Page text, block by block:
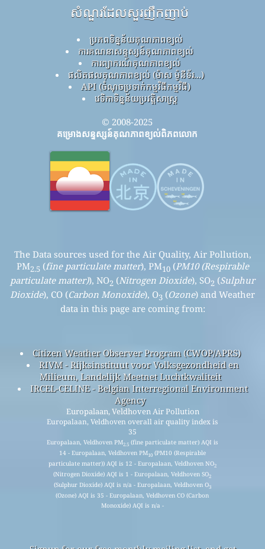
សំណួរដែលសួរញឹកញាប់
ប្រភពទិន្នន័យគុណភាពខ្យល់
ការគណនាសន្ទស្សន៍គុណភាពខ្យល់
ការព្យាករណ៍គុណភាពខ្យល់
ផលិតផលគុណភាពខ្យល់ (ម៉ាស ម៉ូនីទ័រ...)
API (ចំណុចប្រទាក់កម្មវិធីកម្មវិធី)
វេទិកាទិន្នន័យប្រវត្តិសាស្ត្រ
© 2008-2025
គម្រោងសន្ទស្សន៍គុណភាពខ្យល់ពិភពលោក
The Data sources used for the Air Quality, Air Pollution,
PM2.5 (fine particulate matter), PM10(PM10 (Respirable
particulate matter)), NO2 (Nitrogen Dioxide), SO2 (Sulphur
Dioxide), CO (Carbon Monoxide), O3 (Ozone) and Weather
data in this page are coming from:
Citizen Weather Observer Program (CWOP/APRS)
RIVM - Rijksinstituut voor Volksgezondheid en
Milieum, Landelijk Meetnet Luchtkwaliteit
IRCEL-CELINE - Belgian Interregional Environment
Agency
Europalaan, Veldhoven Air Pollution
Europalaan, Veldhoven overall air quality index is
35
Europalaan, Veldhoven PM2.5(fine particulate matter) AQI is
14 - Europalaan, Veldhoven PM10(PM10 (Respirable
particulate matter)) AQI is 12 - Europalaan, Veldhoven NO2
(Nitrogen Dioxide) AQI is 1 - Europalaan, Veldhoven SO2
(Sulphur Dioxide) AQI is n/a - Europalaan, Veldhoven O3
(Ozone) AQI is 35 - Europalaan, Veldhoven CO (Carbon
Monoxide) AQI is n/a -